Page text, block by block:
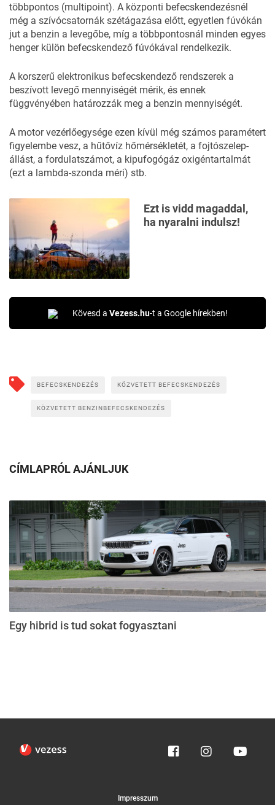
többpontos (multipoint). A központi befecskendezésnél
még a szívócsatornák szétágazása előtt, egyetlen fúvókán
jut a benzin a levegőbe, míg a többpontosnál minden egyes
henger külön befecskendező fúvókával rendelkezik.
A korszerű elektronikus befecskendező rendszerek a
beszívott levegő mennyiségét mérik, és ennek
függvényében határozzák meg a benzin mennyiségét.
A motor vezérlőegysége ezen kívül még számos paramétert
figyelembe vesz, a hűtővíz hőmérsékletét, a fojtószelep-
állást, a fordulatszámot, a kipufogógáz oxigéntartalmát
(ezt a lambda-szonda méri) stb.
Ezt is vidd magaddal,
ha nyaralni indulsz!
Kövesd a Vezess.hu-t a Google hírekben!
BEFECSKENDEZÉS KÖZVETETT BEFECSKENDEZÉS
KÖZVETETT BENZINBEFECSKENDEZÉS
CÍMLAPRÓL AJÁNLJUK
Egy hibrid is tud sokat fogyasztani
Impresszum